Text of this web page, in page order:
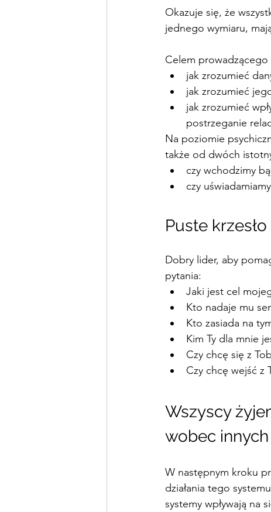
Okazuje się, że
jednego wymiaru,
Celem prowadzącego
jak zrozumieć
jak zrozumieć
jak zrozumieć
postrzeganie
Na poziomie
także od dwóch
czy wchodzimy
czy
Puste krzesło
Dobry lider, aby
pytania:
Jaki jest cel
Kto nadaje mu
Kto zasiada na
Kim Ty dla mnie
Czy chcę się z
Czy chcę wejść z
Wszyscy
wobec innych
W następnym kroku
działania tego
systemy wpływają na